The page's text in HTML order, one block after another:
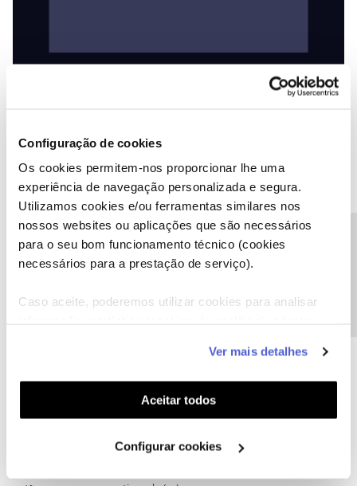
Configuração de cookies
Os cookies permitem-nos proporcionar lhe uma
experiência de navegação personalizada e segura.
Utilizamos cookies e/ou ferramentas similares nos
nossos websites ou aplicações que são necessários
para o seu bom funcionamento técnico (cookies
necessários para a prestação de serviço).
Caso aceite, poderemos utilizar cookies para analisar
funcionalidades (cookies de personalização e
funcionalidade) e adaptar anúncios aos seus interesses
(cookies de publicidade personalizada). Pode gerir a
utilização dos cookies clicando em "Configurar
Ver mais detalhes
Aceitar todos
Configurar cookies
Parece-me que andam a vender produtos e depois não cumprem
Já liguei umas 4 ou 5 vezes para a NOS a reclamar e dizem que se